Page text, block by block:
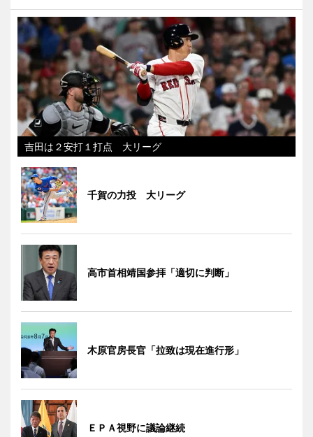
吉田は２安打１打点 大リーグ
千賀の力投 大リーグ
高市首相靖国参拝「適切に判断」
木原官房長官「拉致は現在進行形」
ＥＰＡ視野に議論継続